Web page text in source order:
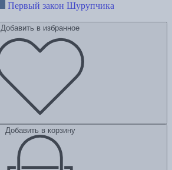
Первый закон Шурупчика
Добавить в избранное
Добавить в корзину